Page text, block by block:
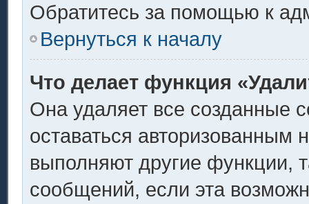
Обратитесь за помощью к
Вернуться к началу
Что делает функция
Она удаляет все созданные
оставаться авторизованным
выполняют другие функции,
сообщений, если эта